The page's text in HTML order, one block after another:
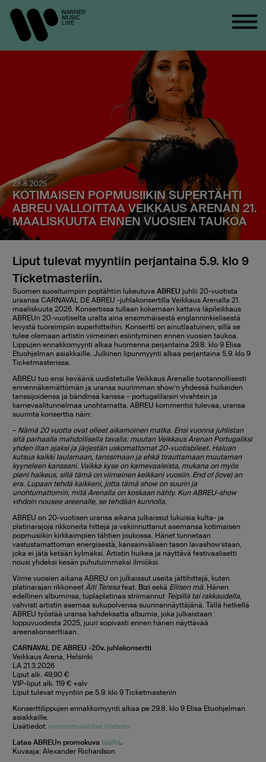
28.8.2025
KOTIMAISEN POPMUSIIKIN SUPERTÄHTI
ABREU VALLOITTAA VEIKKAUS ARENAN 21.
MAALISKUUTA ENNEN VUOSIEN TAUKOA
Liput tulevat myyntiin perjantaina 5.9. klo 9
Ticketmasteriin.
Suomen suosituimpiin poptähtiin lukeutuva ABREU juhlii 20-vuotista
uraansa CARNAVAL DE ABREU -juhlakonsertilla Veikkaus Arenalla 21.
maaliskuuta 2026. Konsertissa tullaan kokemaan kattava läpileikkaus
ABREUn 20-vuotiselta uralta aina ensimmäisestä englanninkielisestä
levystä tuoreimpiin superhitteihin. Konsertti on ainutlaatuinen, sillä se
tulee olemaan artistin viimeinen esiintyminen ennen vuosien taukoa.
Lippujen ennakkomyynti alkaa huomenna perjantaina 29.8. klo 9 Elisa
Etuohjelman asiakkaille. Julkinen lipunmyynti alkaa perjantaina 5.9. klo 9
Ticketmasterissa.
ABREU tuo ensi keväänä uudistetulle Veikkaus Arenalle tuotannollisesti
ennennäkemättömän ja uransa suurimman show’n yhdessä huikeiden
tanssijoidensa ja bändinsä kanssa – portugalilaisin vivahtein ja
karnevaalitunnelmaa unohtamatta. ABREU kommentoi tulevaa, uransa
suurinta konserttia näin:
– Nämä 20 vuotta ovat olleet aikamoinen matka. Ensi vuonna juhlistan
sitä parhaalla mahdollisella tavalla: muutan Veikkaus Arenan Portugaliksi
yhden illan ajaksi ja järjestän uskomattomat 20-vuotisbileet. Haluan
kutsua kaikki laulamaan, tanssimaan ja ehkä tirauttamaan muutaman
kyyneleen kanssani. Vaikka kyse on karnevaaleista, mukana on myös
pieni haikeus, sillä tämä on viimeinen keikkani vuosiin. End of (love) an
era. Lupaan tehdä kaikkeni, jotta tämä show on suurin ja
unohtumattomin, mitä Arenalla on koskaan nähty. Kun ABREU-show
vihdoin nousee areenalle, se tehdään kunnolla.
ABREU on 20-vuotisen uransa aikana julkaissut lukuisia kulta- ja
platinarajoja rikkoneita hittejä ja vakiinnuttanut asemansa kotimaisen
popmusiikin kirkkaimpien tähtien joukossa. Hänet tunnetaan
vastustamattoman energisestä, kansainvälisen tason lavashow’staan,
joka ei jätä ketään kylmäksi. Artistin huikea ja näyttävä festivaalisetti
nousi yhdeksi kesän puhutuimmaksi ilmiöksi.
Viime vuosien aikana ABREU on julkaissut useita jättihittejä, kuten
platinarajan rikkoneetÄiti Teresafeat. Bizisekä Eilisen mä. Hänen
edellinen albuminsa, tuplaplatinaa striimannut Teipillä tai rakkaudella,
vahvisti artistin asemaa sukupolvensa suunnannäyttäjänä. Tällä hetkellä
ABREU työstää uransa kahdeksatta albumia, joka julkaistaan
loppuvuodesta 2025, juuri sopivasti ennen hänen näyttävää
areenakonserttiaan.
CARNAVAL DE ABREU -20v. juhlakonsertti
Veikkaus Arena, Helsinki
LA 21.3.2026
Liput alk. 49,90 €
VIP-liput alk. 119 € +alv
Liput tulevat myyntiin pe 5.9. klo 9 Ticketmasteriin
Konserttilippujen ennakkomyynti alkaa pe 29.8. klo 9 Elisa Etuohjelman
asiakkaille.
Lisätiedot: warnermusiclive.fi/abreu
Lataa ABREUn promokuvatäältä.
Kuvaaja: Alexander Richardson